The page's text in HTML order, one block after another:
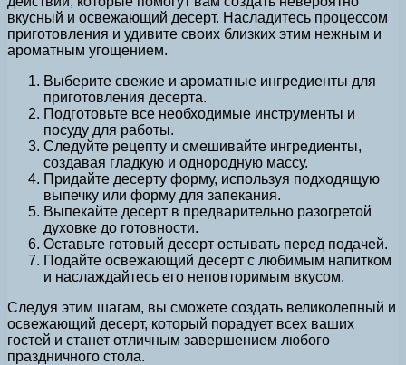
вкусный и освежающий десерт. Насладитесь процессом
приготовления и удивите своих близких этим нежным и
ароматным угощением.
Выберите свежие и ароматные ингредиенты для
приготовления десерта.
Подготовьте все необходимые инструменты и
посуду для работы.
Следуйте рецепту и смешивайте ингредиенты,
создавая гладкую и однородную массу.
Придайте десерту форму, используя подходящую
выпечку или форму для запекания.
Выпекайте десерт в предварительно разогретой
духовке до готовности.
Оставьте готовый десерт остывать перед подачей.
Подайте освежающий десерт с любимым напитком
и наслаждайтесь его неповторимым вкусом.
Следуя этим шагам, вы сможете создать великолепный и
освежающий десерт, который порадует всех ваших
гостей и станет отличным завершением любого
праздничного стола.